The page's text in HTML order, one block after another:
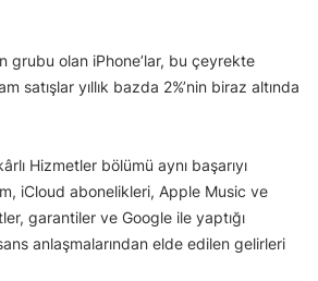
grubu olan iPhone’lar, bu çeyrekte
satışlar yıllık bazda 2%’nin biraz altında
Hizmetler bölümü aynı başarıyı
iCloud abonelikleri, Apple Music ve
garantiler ve Google ile yaptığı
anlaşmalarından elde edilen gelirleri